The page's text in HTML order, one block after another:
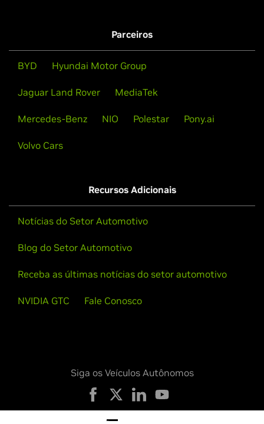
Parceiros
BYD Hyundai Motor Group
Jaguar Land Rover MediaTek
Mercedes-Benz NIO Polestar Pony.ai
Volvo Cars
Recursos Adicionais
Notícias do Setor Automotivo
Blog do Setor Automotivo
Receba as últimas notícias do setor automotivo
NVIDIA GTC Fale Conosco
Siga os Veículos Autônomos